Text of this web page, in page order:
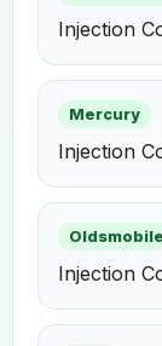
Injection
Mercury
Injection
Oldsmobile
Injection